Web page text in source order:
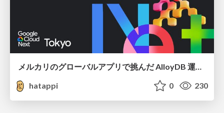
hatappi
0 230